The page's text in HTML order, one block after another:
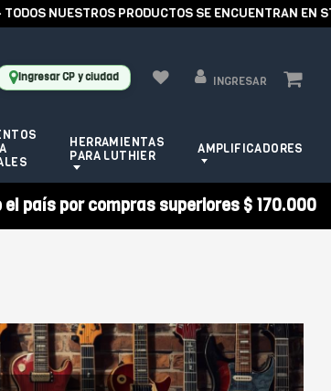
NUESTROS PRODUCTOS SE ENCUENTRAN EN
Ingresar CP y ciudad INGRESAR
HERRAMIENTAS
PARA LUTHIER
AMPLIFICADORES
el país por compras superiores $ 170.000